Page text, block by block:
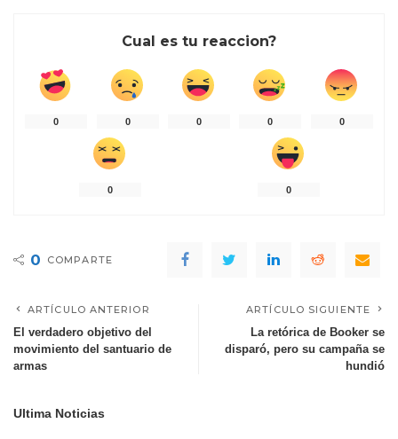
Cual es tu reaccion?
0 0 0 0 0
0 0
0 COMPARTE
ARTÍCULO ANTERIOR
El verdadero objetivo del
movimiento del santuario de
armas
ARTÍCULO SIGUIENTE
La retórica de Booker se
disparó, pero su campaña se
hundió
Ultima Noticias